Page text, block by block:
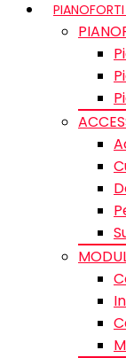
PIANOFORTI